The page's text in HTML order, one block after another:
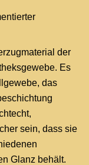
der
Es
das
sein, dass sie
Glanz behält.